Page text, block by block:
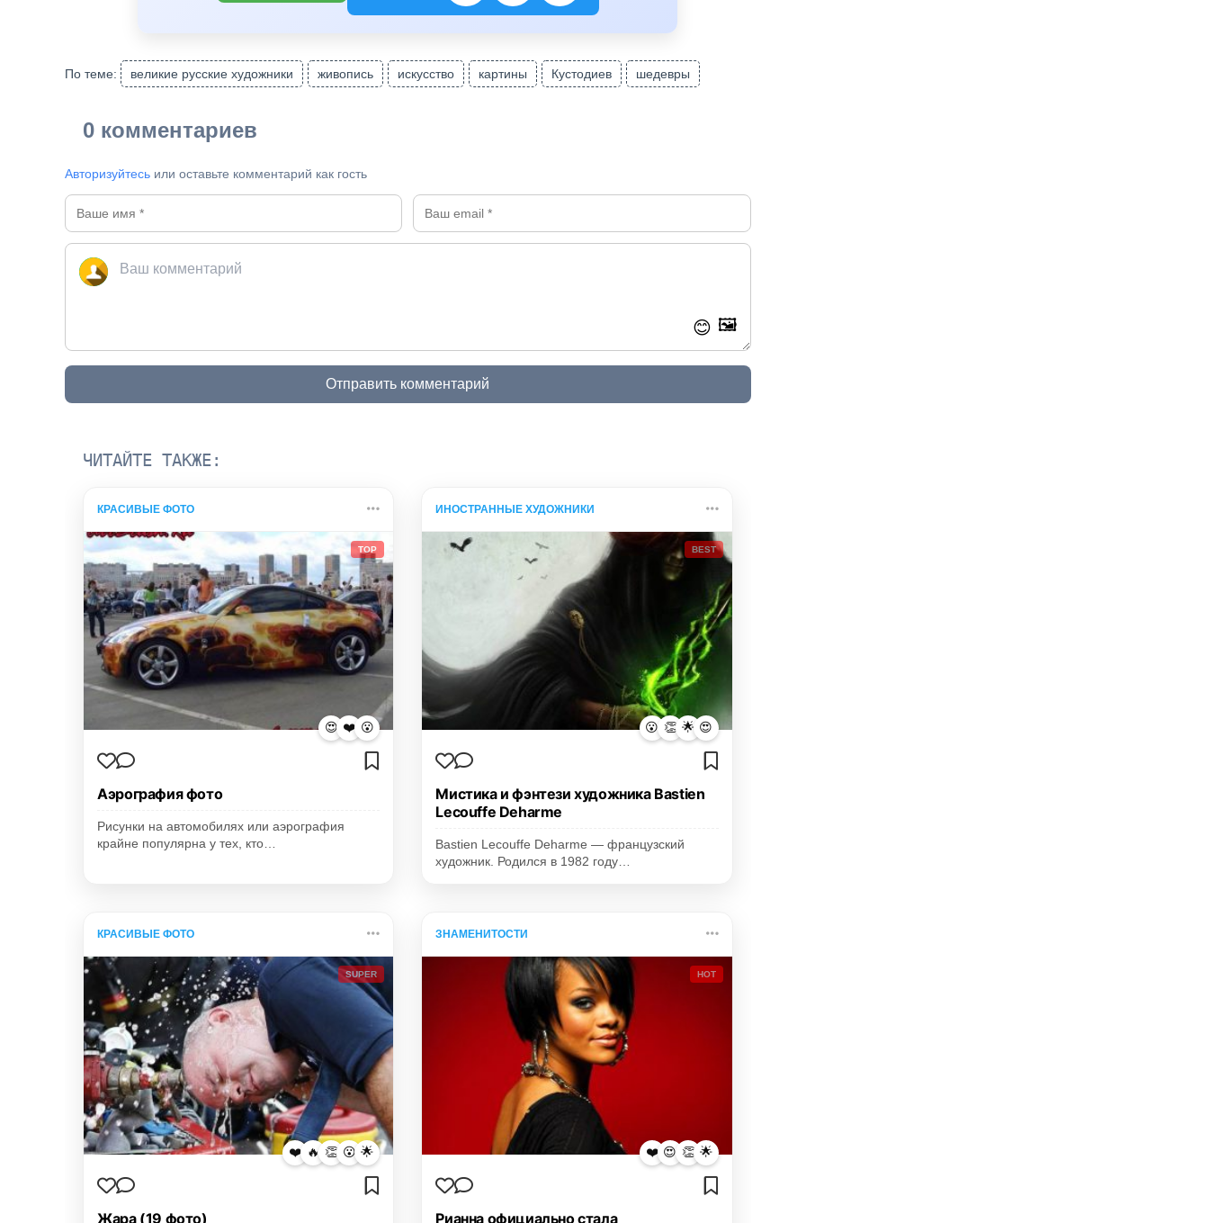
По теме: великие русские художники живопись искусство картины Кустодиев шедевры
0 комментариев
Авторизуйтесь или оставьте комментарий как гость
😊 🖼️
Отправить комментарий
ЧИТАЙТЕ ТАКЖЕ:
КРАСИВЫЕ ФОТО
TOP
😍 ❤️ 😮
Аэрография фото
Рисунки на автомобилях или аэрография
крайне популярна у тех, кто…
ИНОСТРАННЫЕ ХУДОЖНИКИ
BEST
😮 👏 🌟 😍
Мистика и фэнтези художника Bastien
Lecouffe Deharme
Bastien Lecouffe Deharme — французский
художник. Родился в 1982 году…
КРАСИВЫЕ ФОТО
SUPER
❤️ 🔥 👏 😮 🌟
Жара (19 фото)
ЗНАМЕНИТОСТИ
HOT
❤️ 😍 👏 🌟
Рианна официально стала